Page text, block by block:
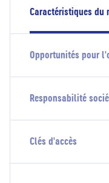
Caractéristiques du
Opportunités pour
Responsabilité
Clés d'accès